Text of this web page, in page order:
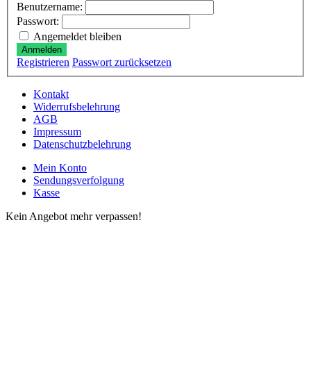
Benutzername:
Passwort:
Angemeldet bleiben
Anmelden
Registrieren Passwort zurücksetzen
Kontakt
Widerrufsbelehrung
AGB
Impressum
Datenschutzbelehrung
Mein Konto
Sendungsverfolgung
Kasse
Kein Angebot mehr verpassen!